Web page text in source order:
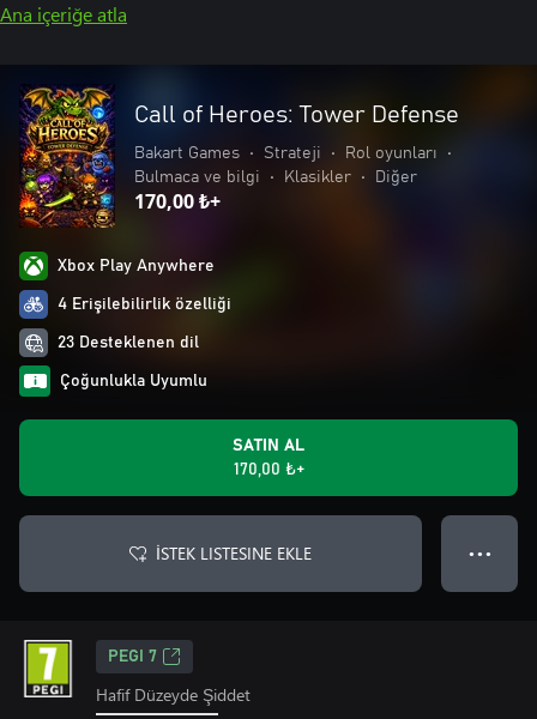
Ana içeriğe atla
Call of Heroes: Tower Defense
Bakart Games • Strateji • Rol oyunları
•
Bulmaca ve bilgi
• Klasikler • Diğer
170,00 ₺+
Xbox Play Anywhere
4 Erişilebilirlik özelliği
23 Desteklenen dil
Çoğunlukla Uyumlu
SATIN AL
170,00 ₺+
İSTEK LISTESINE EKLE ● ● ●
PEGI 7
Hafif Düzeyde Şiddet